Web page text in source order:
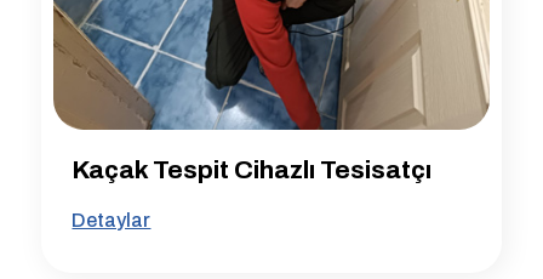
Kaçak Tespit Cihazlı Tesisatçı
Detaylar